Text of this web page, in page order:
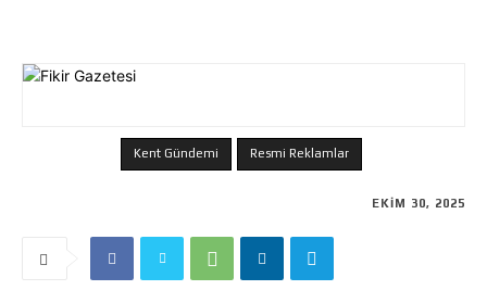
Kent Gündemi Resmi Reklamlar
EKIM 30, 2025